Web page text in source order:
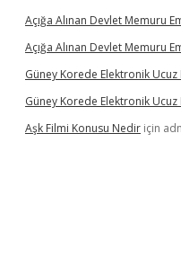
Açığa Alınan Devlet Memuru
Açığa Alınan Devlet Memuru
Güney Korede Elektronik Ucuz
Güney Korede Elektronik Ucuz
Aşk Filmi Konusu Nedir için